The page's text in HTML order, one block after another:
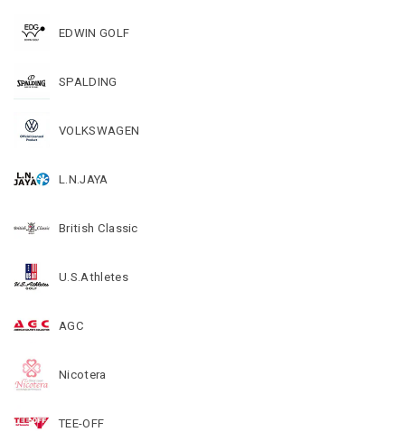
EDWIN GOLF
SPALDING
VOLKSWAGEN
L.N.JAYA
British Classic
U.S.Athletes
AGC
Nicotera
TEE-OFF